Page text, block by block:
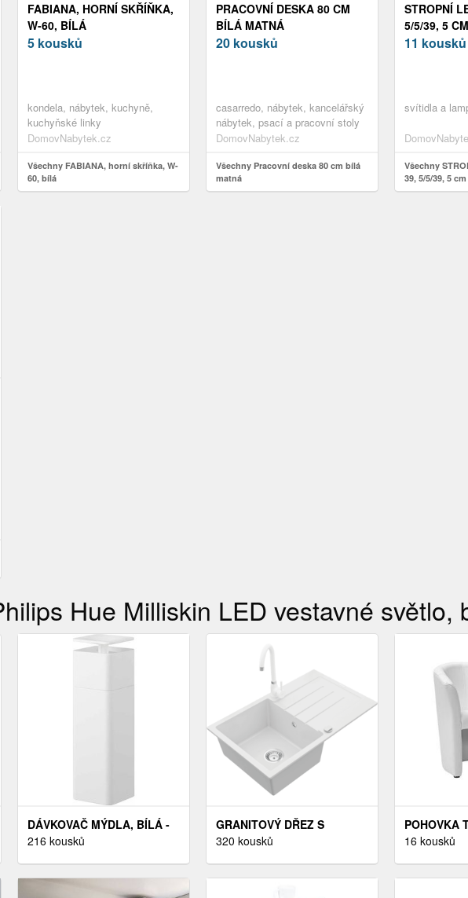
FABIANA, HORNÍ SKŘÍŇKA,
W-60, BÍLÁ
5 kousků
kondela, nábytek, kuchyně,
kuchyňské linky
DomovNabytek.cz
Všechny FABIANA, horní skříňka, W-
60, bílá
PRACOVNÍ DESKA 80 CM
BÍLÁ MATNÁ
20 kousků
casarredo, nábytek, kancelářský
nábytek, psací a pracovní stoly
DomovNabytek.cz
Všechny Pracovní deska 80 cm bílá
matná
STROPNÍ
5/5/39, 5 CM
11 kousků
svítidla a
Všechny
39, 5/5/39, 5 cm
Hue Milliskin LED vestavné světlo,
DÁVKOVAČ MÝDLA, BÍLÁ -
BÍLÁ
216 kousků
GRANITOVÝ DŘEZ S
KUCHYŇSKOU BATERIÍ
320 kousků
POHOVKA
SVĚTLE
16 kousků